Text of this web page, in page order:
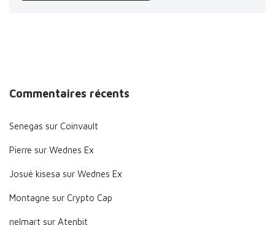
Commentaires récents
Senegas sur Coinvault
Pierre sur Wednes Ex
Josué kisesa sur Wednes Ex
Montagne sur Crypto Cap
nelmart sur Atenbit